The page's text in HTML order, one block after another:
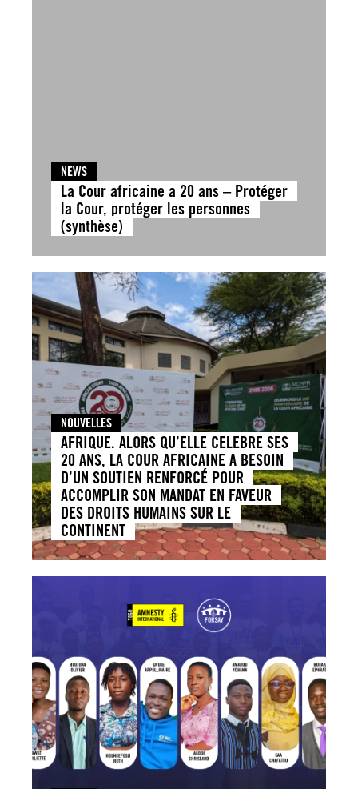
NEWS
La Cour africaine a 20 ans – Protéger
la Cour, protéger les personnes
(synthèse)
NOUVELLES
AFRIQUE. ALORS QU’ELLE CELEBRE SES
20 ANS, LA COUR AFRICAINE A BESOIN
D’UN SOUTIEN RENFORCÉ POUR
ACCOMPLIR SON MANDAT EN FAVEUR
DES DROITS HUMAINS SUR LE
CONTINENT